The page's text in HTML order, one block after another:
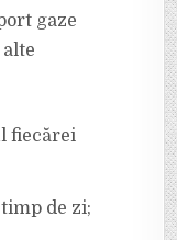
gaze
fiecărei
de zi;